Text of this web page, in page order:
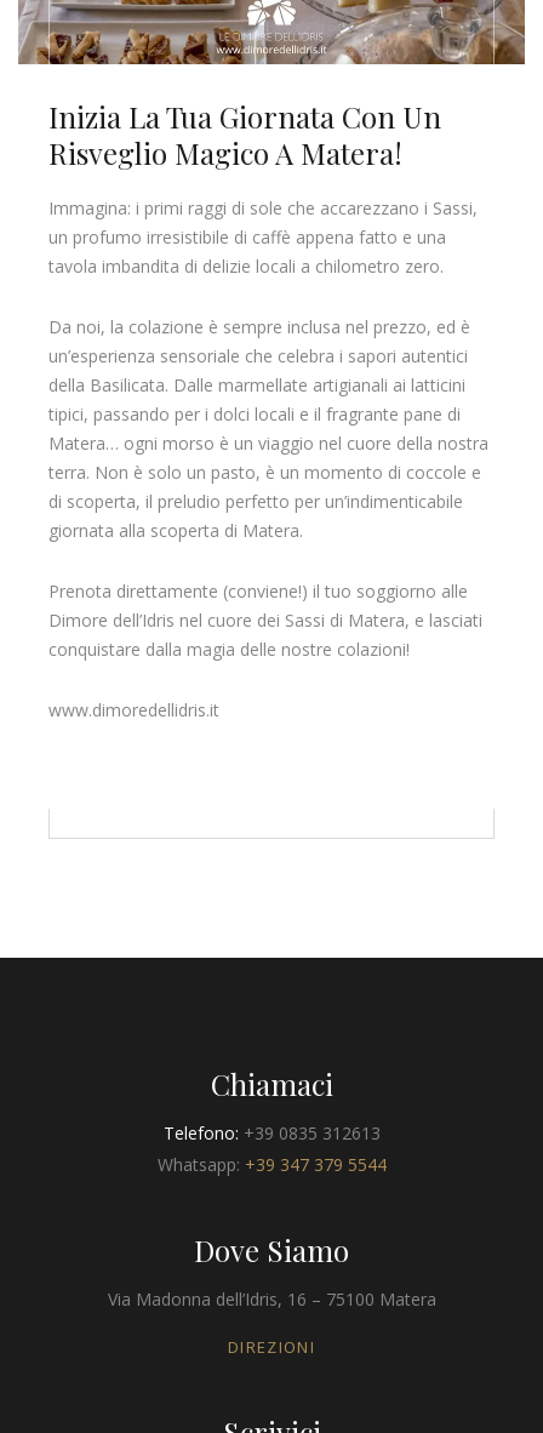
Inizia La Tua Giornata Con Un
Risveglio Magico A Matera!
Immagina: i primi raggi di sole che accarezzano i Sassi,
un profumo irresistibile di caffè appena fatto e una
tavola imbandita di delizie locali a chilometro zero.
Da noi, la colazione è sempre inclusa nel prezzo, ed è
un’esperienza sensoriale che celebra i sapori autentici
della Basilicata. Dalle marmellate artigianali ai latticini
tipici, passando per i dolci locali e il fragrante pane di
Matera… ogni morso è un viaggio nel cuore della nostra
terra. Non è solo un pasto, è un momento di coccole e
di scoperta, il preludio perfetto per un’indimenticabile
giornata alla scoperta di Matera.
Prenota direttamente (conviene!) il tuo soggiorno alle
Dimore dell’Idris nel cuore dei Sassi di Matera, e lasciati
conquistare dalla magia delle nostre colazioni!
www.dimoredellidris.it
Chiamaci
Telefono: +39 0835 312613
Whatsapp: +39 347 379 5544
Dove Siamo
Via Madonna dell’Idris, 16 – 75100 Matera
DIREZIONI